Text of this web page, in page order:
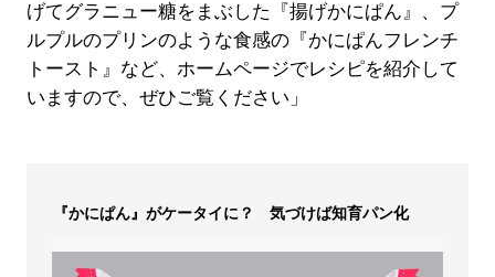
げてグラニュー糖をまぶした『揚げかにぱん』、プ
ルプルのプリンのような食感の『かにぱんフレンチ
トースト』など、ホームページでレシピを紹介して
いますので、ぜひご覧ください」
『かにぱん』がケータイに？ 気づけば知育パン化